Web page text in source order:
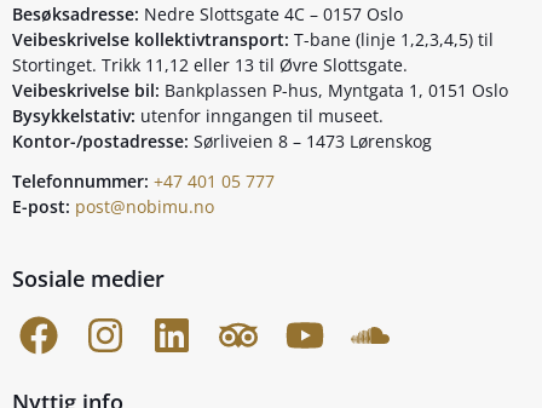
Besøksadresse: Nedre Slottsgate 4C – 0157 Oslo
Veibeskrivelse kollektivtransport: T-bane (linje 1,2,3,4,5) til
Stortinget. Trikk 11,12 eller 13 til Øvre Slottsgate.
Veibeskrivelse bil: Bankplassen P-hus, Myntgata 1, 0151 Oslo
Bysykkelstativ: utenfor inngangen til museet.
Kontor-/postadresse: Sørliveien 8 – 1473 Lørenskog
Telefonnummer: +47 401 05 777
E-post: post@nobimu.no
Sosiale medier